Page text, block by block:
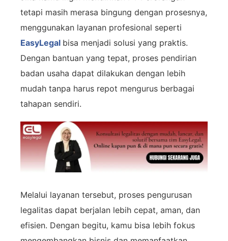
tetapi masih merasa bingung dengan prosesnya,
menggunakan layanan profesional seperti
EasyLegal bisa menjadi solusi yang praktis.
Dengan bantuan yang tepat, proses pendirian
badan usaha dapat dilakukan dengan lebih
mudah tanpa harus repot mengurus berbagai
tahapan sendiri.
Melalui layanan tersebut, proses pengurusan
legalitas dapat berjalan lebih cepat, aman, dan
efisien. Dengan begitu, kamu bisa lebih fokus